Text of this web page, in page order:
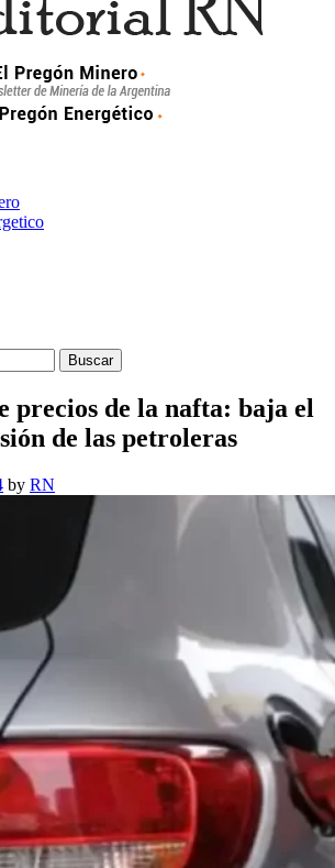
precios de la nafta: baja el
de las petroleras
by RN